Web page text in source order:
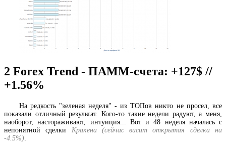
2 Forex Trend - ПАММ-счета: +127$ //
+1.56%
На редкость "зеленая неделя" - из ТОПов никто не просел, все
показали отличный результат. Кого-то такие недели радуют, а меня,
наоборот, настораживают, интуиция... Вот и 48 неделя началась с
непонятной сделки Кракена (сейчас висит открытая сделка на
-4.5%).